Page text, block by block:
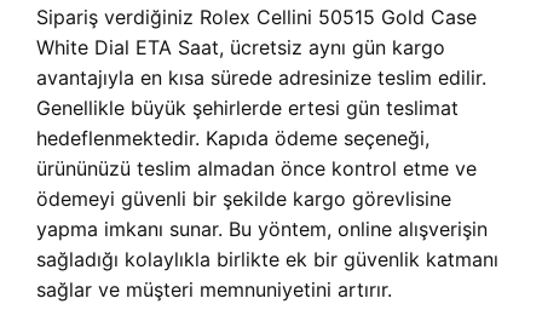
Sipariş verdiğiniz Rolex Cellini 50515 Gold Case
White Dial ETA Saat, ücretsiz aynı gün kargo
avantajıyla en kısa sürede adresinize teslim edilir.
Genellikle büyük şehirlerde ertesi gün teslimat
hedeflenmektedir. Kapıda ödeme seçeneği,
ürününüzü teslim almadan önce kontrol etme ve
ödemeyi güvenli bir şekilde kargo görevlisine
yapma imkanı sunar. Bu yöntem, online alışverişin
sağladığı kolaylıkla birlikte ek bir güvenlik katmanı
sağlar ve müşteri memnuniyetini artırır.